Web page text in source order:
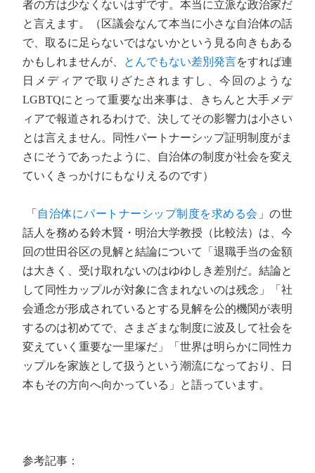
者の方は少なくないはずです。本当に立派な政治家だ
と言えます。（区議会なんて本当に小さな自治体の話
で、取るに足らないではないかという見る向きもある
かもしれませんが、
とんでもない差別発言をすれば連
日メディアで取りざたされますし、今回のような
LGBTQにとって重要な出来事は、きちんと大手メデ
ィアで報道されるわけで、決してその影響力は小さい
とは言えません。同性パートナーシップ証明制度がま
さにそうであったように、自治体の制度が社会を変え
ていくきっかけにもなりえるのです）
「 自治体にパートナーシップ制度を求める会 」の世
話人を務める鈴木賢・明治大学教授（比較法）は、今
回の世田谷区の見解と結論について「退職手当の金額
は大きく、受け取れないのはゆゆしき差別だ。結論と
して同性カップルが対象に含まれないのは残念」「社
会通念が形成されているとする見解を公的機関が表明
するのは初めてで、さまざまな制度に波及して社会を
変えていく重要な一里塚だ」「世界は明らかに同性カ
ップルを家族として扱うという潮流になっており、日
本もその方向へ向かっている」と語っています。
参考記事：